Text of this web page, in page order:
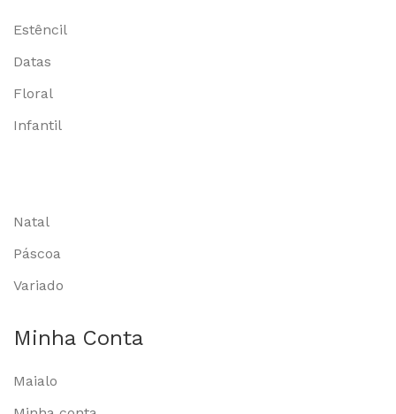
Estêncil
Datas
Floral
Infantil
Natal
Páscoa
Variado
Minha Conta
Maialo